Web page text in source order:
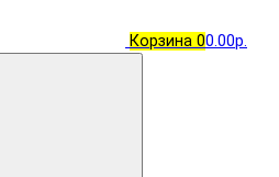
Корзина 00.00р.